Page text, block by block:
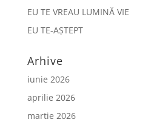
EU TE VREAU LUMINĂ VIE
EU TE-AȘTEPT
Arhive
iunie 2026
aprilie 2026
martie 2026